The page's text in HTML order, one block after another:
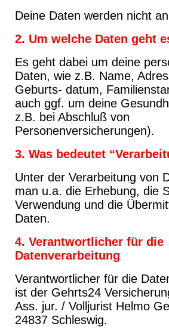
Deine Daten werden nicht
2. Um welche Daten geht
Es geht dabei um deine
Daten, wie z.B. Name,
Geburts- datum,
auch ggf. um deine
z.B. bei Abschluß von
Personenversicherungen).
3. Was bedeutet
Unter der Verarbeitung von
man u.a. die Erhebung, die
Verwendung und die
Daten.
4. Verantwortlicher für die
Datenverarbeitung
Verantwortlicher für die
ist der Gehrts24
Ass. jur. / Volljurist Helmo
24837 Schleswig.